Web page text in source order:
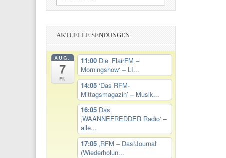
nach:
AKTUELLE SENDUNGEN
AUG.
7
Fr.
11:00 Die ‚FlairFM –
Morningshow‘ – LI...
14:05 ‘Das RFM-
Mittagsmagazin’ – Musik...
16:05 Das
‚WAANNEFREDDER Radio‘ –
alle...
17:05 ‚RFM – Das!Journal‘
(Wiederholun...